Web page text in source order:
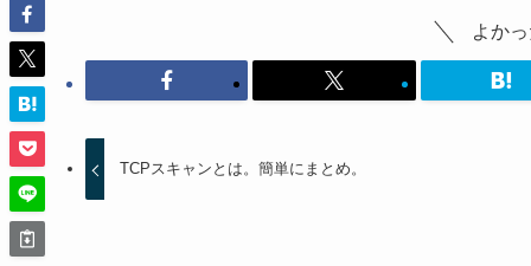
よか
TCPスキャンとは。簡単にまとめ。